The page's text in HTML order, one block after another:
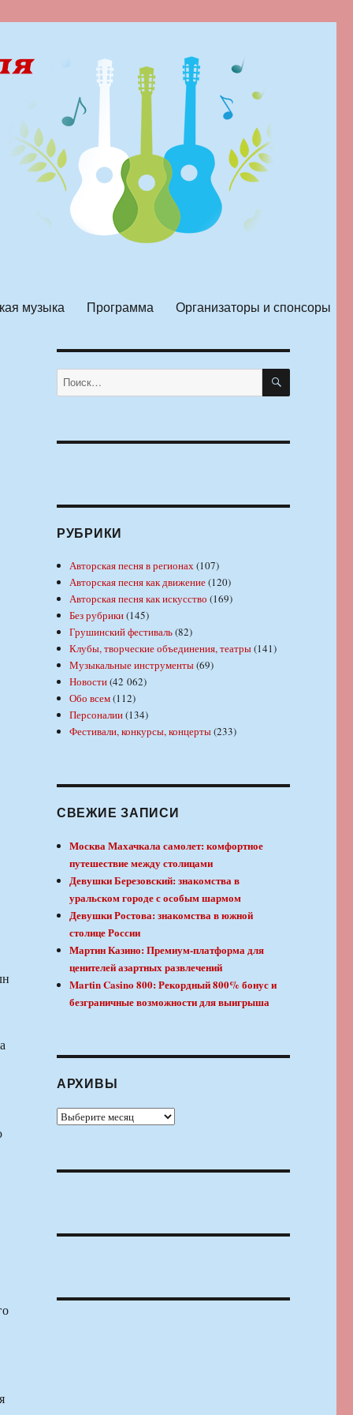
музыка Программа Организаторы и спонсоры
Искать: ПОИСК
РУБРИКИ
Авторская песня в регионах(107)
Авторская песня как движение(120)
Авторская песня как искусство (169)
Без рубрики(145)
Грушинский фестиваль(82)
Клубы, творческие объединения, театры(141)
Музыкальные инструменты(69)
Новости(42 062)
Обо всем(112)
Персоналии(134)
Фестивали, конкурсы, концерты(233)
СВЕЖИЕ ЗАПИСИ
Москва Махачкала самолет: комфортное
путешествие между столицами
Девушки Березовский: знакомства в
уральском городе с особым шармом
Девушки Ростова: знакомства в южной
столице России
Мартин Казино: Премиум-платформа для
ценителей азартных развлечений
Martin Casino 800: Рекордный 800% бонус и
безграничные возможности для выигрыша
АРХИВЫ
Архивы